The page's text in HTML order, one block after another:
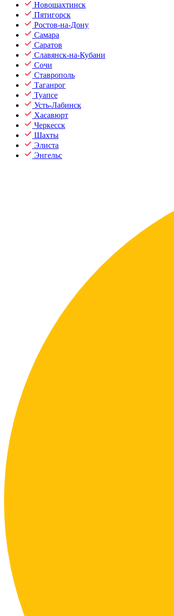
Новошахтинск
Пятигорск
Ростов-на-Дону
Самара
Саратов
Славянск-на-Кубани
Сочи
Ставрополь
Таганрог
Туапсе
Усть-Лабинск
Хасавюрт
Черкесск
Шахты
Элиста
Энгельс